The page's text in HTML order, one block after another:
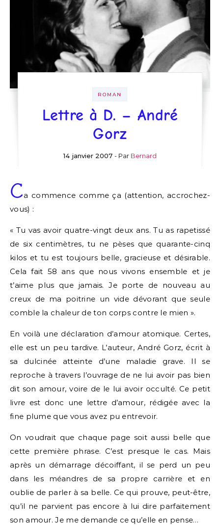
ROMAN
Lettre à D. – André
Gorz
14 janvier 2007 - Par Bernard
Ca commence comme ça (attention, accrochez-
vous) :
« Tu vas avoir quatre-vingt deux ans. Tu as rapetissé
de six centimètres, tu ne pèses que quarante-cinq
kilos et tu est toujours belle, gracieuse et désirable.
Cela fait 58 ans que nous vivons ensemble et je
t’aime plus que jamais. Je porte de nouveau au
creux de ma poitrine un vide dévorant que seule
comble la chaleur de ton corps contre le mien ».
En voilà une déclaration d’amour atomique. Certes,
elle est un peu tardive. L’auteur, André Gorz, écrit à
sa dulcinée atteinte d’une maladie grave. Il se
reproche à travers l’ouvrage de ne lui avoir pas bien
dit son amour, voire de le lui avoir occulté. Ce petit
livre est donc une lettre d’amour, rédigée avec la
fine plume que vous avez pu entrevoir.
On voudrait que chaque page soit aussi belle que
cette première phrase. C’est presque le cas. Mais
après un démarrage décoiffant, il se perd un peu
dans les méandres de sa propre carrière et en
oublie de parler à sa belle. Ce qui prouve, peut-être,
qu’il ne parvient pas encore à lui dire parfaitement
son amour. Je me demande ce qu’elle en pense…